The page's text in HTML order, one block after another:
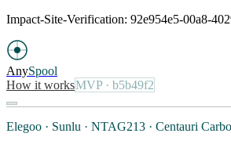
Impact-Site-Verification: 92e954e5-00a8-
AnySpool
How it worksMVP· b5b49f2
Elegoo · Sunlu · NTAG213 · Centauri